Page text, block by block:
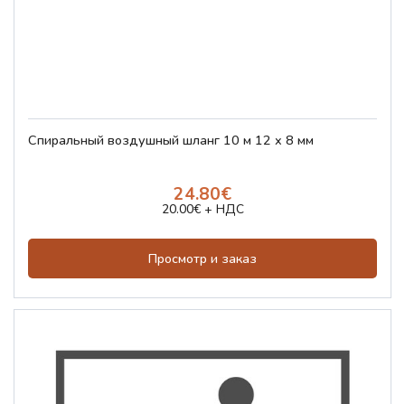
Спиральный воздушный шланг 10 м 12 x 8 мм
24.80€
20.00€ + НДС
Просмотр и заказ